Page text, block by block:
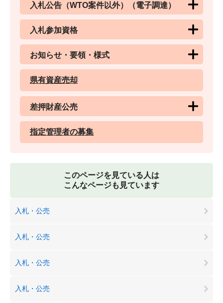
入札公告（WTO案件以外）（電子調達）
入札参加資格
お知らせ・要領・様式
県有資産売却
差押財産公売
指定管理者の募集
このページを見ている人は
こんなページも見ています
入札・公売
入札・公売
入札・公売
入札・公売